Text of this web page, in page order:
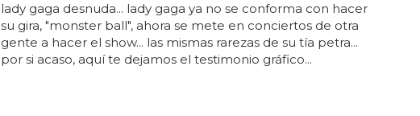
lady gaga desnuda... lady gaga ya no se conforma con hacer
su gira, "monster ball", ahora se mete en conciertos de otra
gente a hacer el show... las mismas rarezas de su tía petra...
por si acaso, aquí te dejamos el testimonio gráfico...